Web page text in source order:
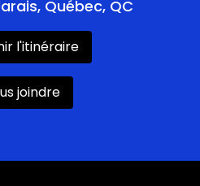
Québec, QC
l'itinéraire
joindre